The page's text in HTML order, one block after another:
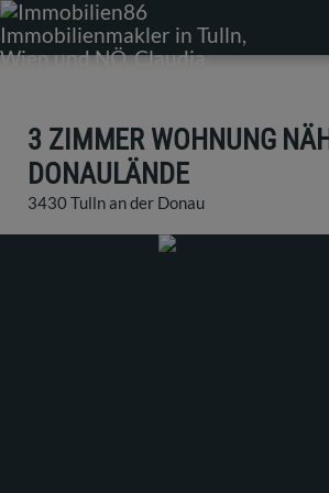
3 ZIMMER WOHNUNG
DONAULÄNDE
3430 Tulln an der Donau